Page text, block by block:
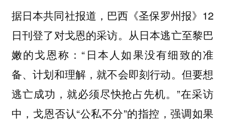
据日本共同社报道，巴西《圣保罗州报》12
日刊登了对戈恩的采访。从日本逃亡至黎巴
嫩的戈恩称：“日本人如果没有细致的准
备、计划和理解，就不会即刻行动。但要想
逃亡成功，就必须尽快抢占先机。”在采访
中，戈恩否认“公私不分”的指控，强调如果